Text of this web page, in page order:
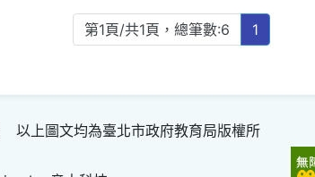
第1頁/共1頁，總筆數:6 1
上圖文均為臺北市政府教育局版權所